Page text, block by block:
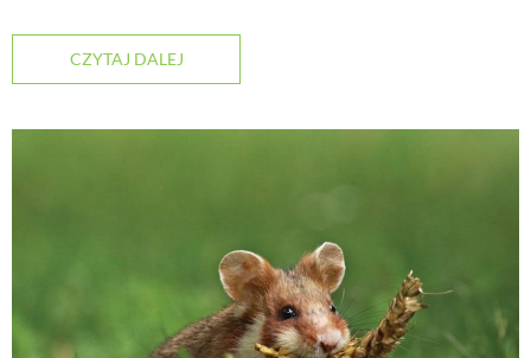
CZYTAJ DALEJ
RĘKODZIEŁO
ZRÓB TO SAM
PRZEPISY